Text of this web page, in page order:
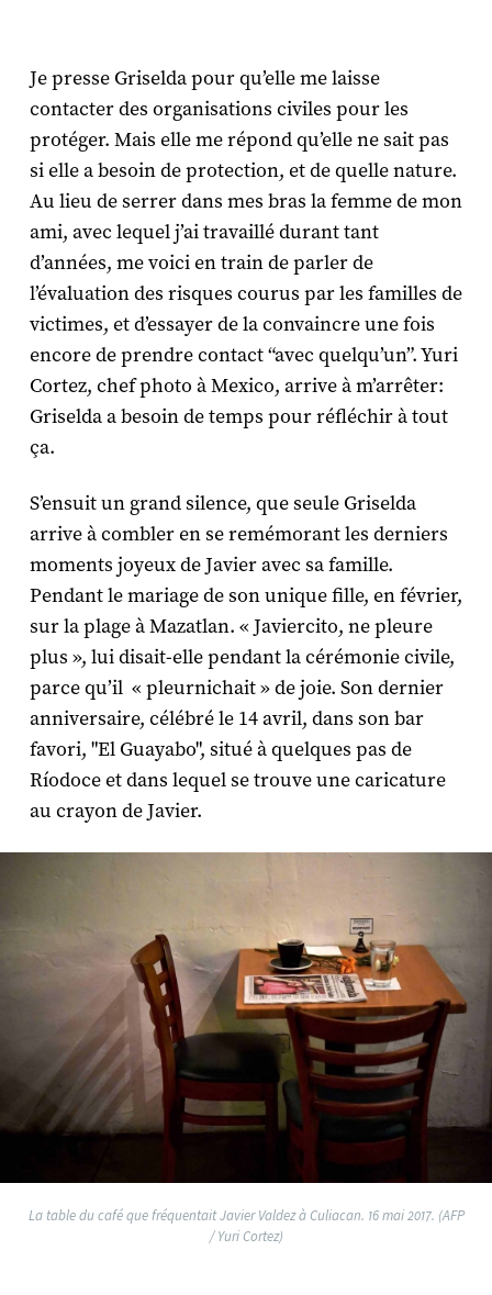
Je presse Griselda pour qu’elle me laisse
contacter des organisations civiles pour les
protéger. Mais elle me répond qu’elle ne sait pas
si elle a besoin de protection, et de quelle nature.
Au lieu de serrer dans mes bras la femme de mon
ami, avec lequel j’ai travaillé durant tant
d’années, me voici en train de parler de
l’évaluation des risques courus par les familles de
victimes, et d’essayer de la convaincre une fois
encore de prendre contact “avec quelqu’un”. Yuri
Cortez, chef photo à Mexico, arrive à m’arrêter:
Griselda a besoin de temps pour réfléchir à tout
ça.
S’ensuit un grand silence, que seule Griselda
arrive à combler en se remémorant les derniers
moments joyeux de Javier avec sa famille.
Pendant le mariage de son unique fille, en février,
sur la plage à Mazatlan. « Javiercito, ne pleure
plus », lui disait-elle pendant la cérémonie civile,
parce qu’il « pleurnichait » de joie. Son dernier
anniversaire, célébré le 14 avril, dans son bar
favori, "El Guayabo", situé à quelques pas de
Ríodoce et dans lequel se trouve une caricature
au crayon de Javier.
La table du café que fréquentait Javier Valdez à Culiacan. 16 mai 2017. (AFP
/ Yuri Cortez)